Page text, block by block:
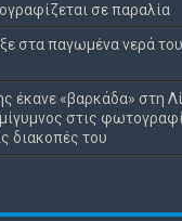
σε παραλία
στα παγωμένα νερά του
έκανε «βαρκάδα» στη
στις
διακοπές του